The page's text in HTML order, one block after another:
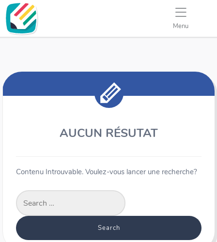
Menu
AUCUN RÉSUTAT
Contenu Introuvable. Voulez-vous lancer une recherche?
Search
for: